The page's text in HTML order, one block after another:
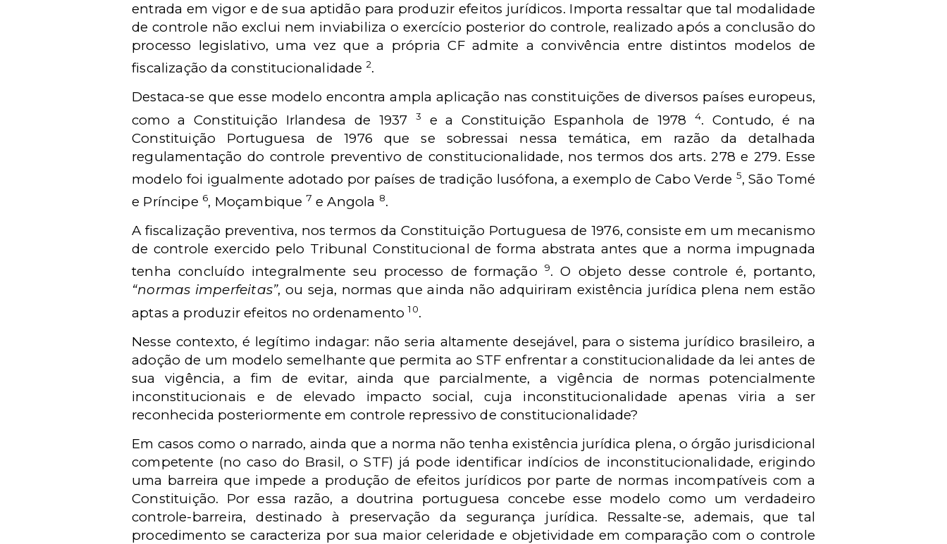
entrada em vigor e de sua aptidão para produzir efeitos jurídicos. Importa ressaltar que tal modalidade
de controle não exclui nem inviabiliza o exercício posterior do controle, realizado após a conclusão do
processo legislativo, uma vez que a própria CF admite a convivência entre distintos modelos de
fiscalização da constitucionalidade 2.
Destaca-se que esse modelo encontra ampla aplicação nas constituições de diversos países europeus,
como a Constituição Irlandesa de 1937
3 e a Constituição Espanhola de 19784. Contudo, é na
Constituição Portuguesa de 1976 que se sobressai nessa temática, em razão da detalhada
regulamentação do controle preventivo de constitucionalidade, nos termos dos arts. 278 e 279. Esse
modelo foi igualmente adotado por países de tradição lusófona, a exemplo de Cabo Verde 5, São Tomé
e Príncipe 6, Moçambique 7 e Angola 8.
A fiscalização preventiva, nos termos da Constituição Portuguesa de 1976, consiste em um mecanismo
de controle exercido pelo Tribunal Constitucional de forma abstrata antes que a norma impugnada
tenha concluído integralmente seu processo de formação
9. O objeto desse controle é, portanto,
“normas imperfeitas”, ou seja, normas que ainda não adquiriram existência jurídica plena nem estão
aptas a produzir efeitos no ordenamento10.
Nesse contexto, é legítimo indagar: não seria altamente desejável, para o sistema jurídico brasileiro, a
adoção de um modelo semelhante que permita ao STF enfrentar a constitucionalidade da lei antes de
sua vigência, a fim de evitar, ainda que parcialmente, a vigência de normas potencialmente
inconstitucionais e de elevado impacto social, cuja inconstitucionalidade apenas viria a ser
reconhecida posteriormente em controle repressivo de constitucionalidade?
Em casos como o narrado, ainda que a norma não tenha existência jurídica plena, o órgão jurisdicional
competente (no caso do Brasil, o STF) já pode identificar indícios de inconstitucionalidade, erigindo
uma barreira que impede a produção de efeitos jurídicos por parte de normas incompatíveis com a
Constituição. Por essa razão, a doutrina portuguesa concebe esse modelo como um verdadeiro
controle-barreira, destinado à preservação da segurança jurídica. Ressalte-se, ademais, que tal
procedimento se caracteriza por sua maior celeridade e objetividade em comparação com o controle